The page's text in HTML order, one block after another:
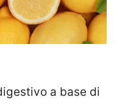
a base di